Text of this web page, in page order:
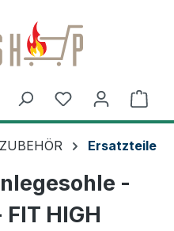
Ersatzteile
-
HIGH